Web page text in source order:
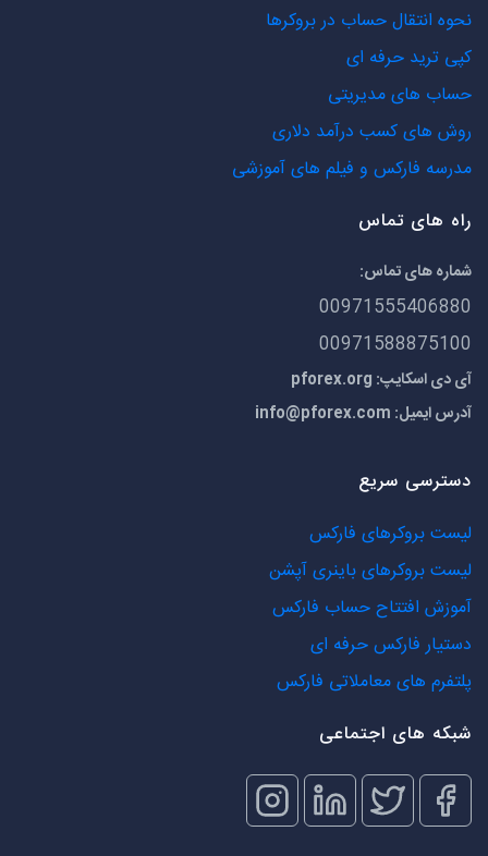
نحوه انتقال حساب در بروکرها
کپی ترید حرفه ای
حساب های مدیریتی
روش های کسب درآمد دلاری
مدرسه فارکس و فیلم های آموزشی
راه های تماس
شماره های تماس:
00971555406880
00971588875100
آی دی اسکایپ: pforex.org
آدرس ایمیل: info@pforex.com
دسترسی سریع
لیست بروکرهای فارکس
لیست بروکرهای باینری آپشن
آموزش افتتاح حساب فارکس
دستیار فارکس حرفه ای
پلتفرم های معاملاتی فارکس
شبکه های اجتماعی